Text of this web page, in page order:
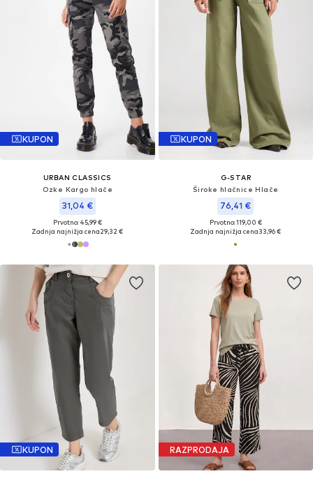
KUPON
URBAN CLASSICS
Ozke Kargo hlače
31,04 €
Prvotno: 45,99 €
Zadnja najnižja cena29,32 €
KUPON
G-STAR
Široke hlačnice Hlače
76,41 €
Prvotno: 119,00 €
Zadnja najnižja cena33,96 €
KUPON RAZPRODAJA